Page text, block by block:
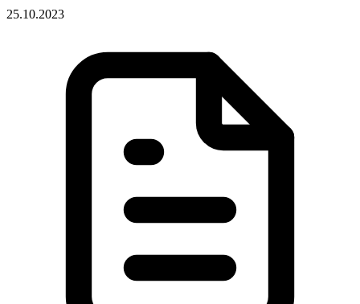
25.10.2023